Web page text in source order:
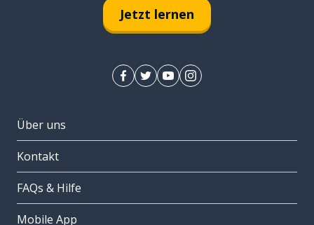
Jetzt lernen
Über uns
Kontakt
FAQs & Hilfe
Mobile App